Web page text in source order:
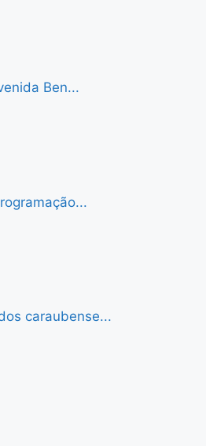
Ben...
caraubense...